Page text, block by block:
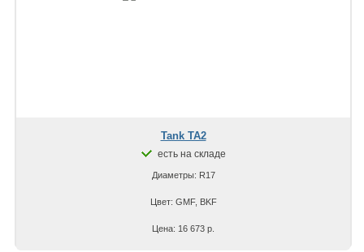
Tank TA2
есть на складе
Диаметры: R17
Цвет: GMF, BKF
Цена: 16 673 р.